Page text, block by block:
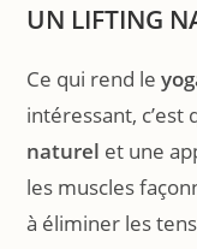
UN LIFTING
Ce qui rend le
intéressant, c’est
naturel et une
les muscles
à éliminer les